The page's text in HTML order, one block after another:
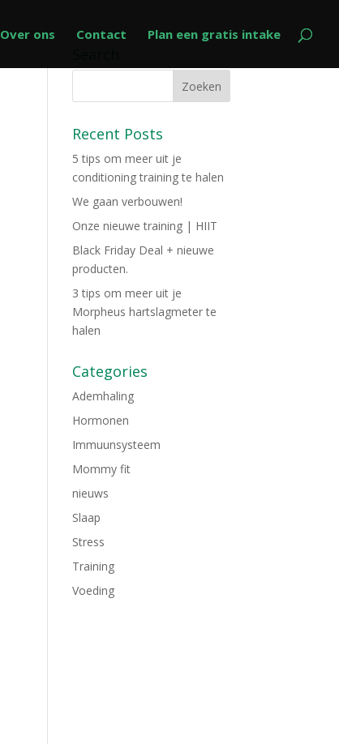
Over ons Contact Plan een gratis intake
Recent Posts
5 tips om meer uit je
conditioning training te halen
We gaan verbouwen!
Onze nieuwe training | HIIT
Black Friday Deal + nieuwe
producten.
3 tips om meer uit je
Morpheus hartslagmeter te
halen
Categories
Ademhaling
Hormonen
Immuunsysteem
Mommy fit
nieuws
Slaap
Stress
Training
Voeding